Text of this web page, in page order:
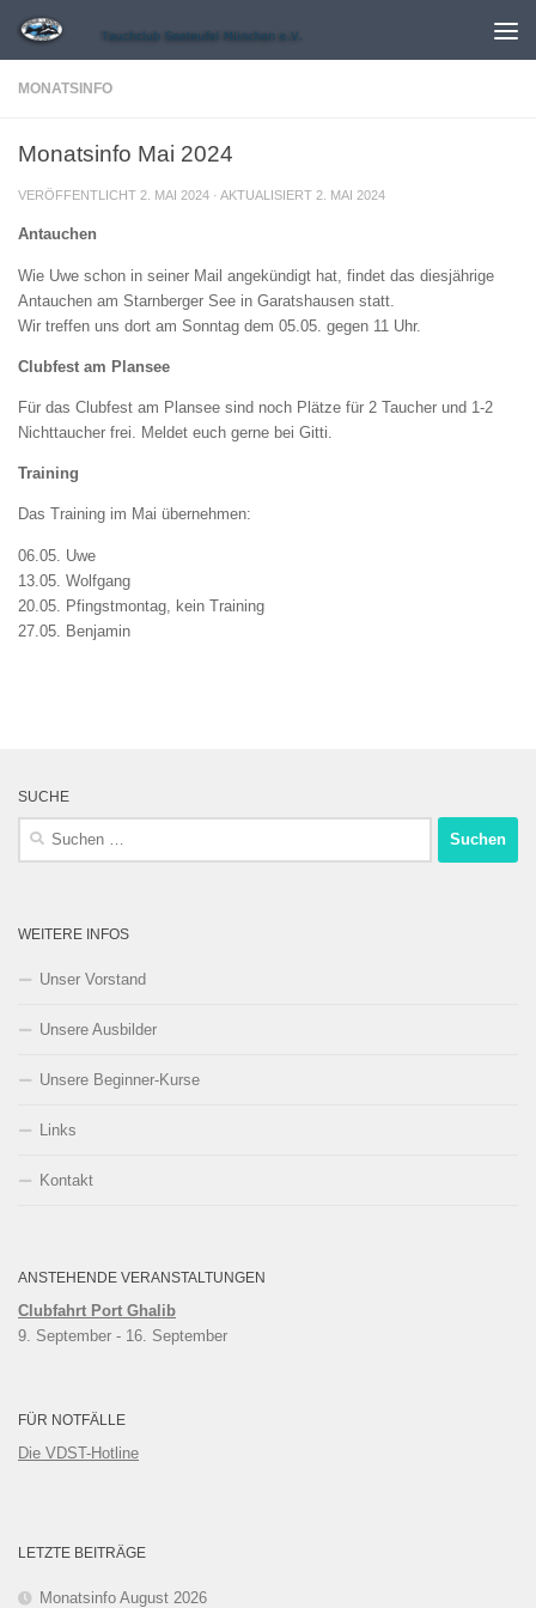
Zum Inhalt springen
MONATSINFO
Monatsinfo Mai 2024
VERÖFFENTLICHT 2. MAI 2024 · AKTUALISIERT 2. MAI 2024
Antauchen
Wie Uwe schon in seiner Mail angekündigt hat, findet das diesjährige
Antauchen am Starnberger See in Garatshausen statt.
Wir treffen uns dort am Sonntag dem 05.05. gegen 11 Uhr.
Clubfest am Plansee
Für das Clubfest am Plansee sind noch Plätze für 2 Taucher und 1-2
Nichttaucher frei. Meldet euch gerne bei Gitti.
Training
Das Training im Mai übernehmen:
06.05. Uwe
13.05. Wolfgang
20.05. Pfingstmontag, kein Training
27.05. Benjamin
SUCHE
Suchen
WEITERE INFOS
Unser Vorstand
Unsere Ausbilder
Unsere Beginner-Kurse
Links
Kontakt
ANSTEHENDE VERANSTALTUNGEN
Clubfahrt Port Ghalib
9. September - 16. September
FÜR NOTFÄLLE
Die VDST-Hotline
LETZTE BEITRÄGE
Monatsinfo August 2026